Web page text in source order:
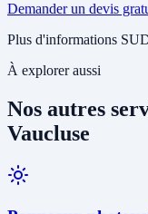
Demander un devis
Plus d'informations
À explorer aussi
Nos autres
Vaucluse